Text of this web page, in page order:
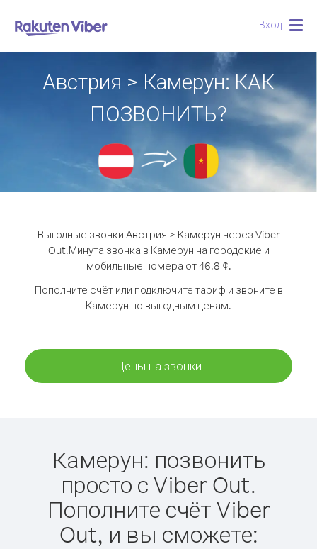
Вход
Австрия > Камерун: КАК
ПОЗВОНИТЬ?
Выгодные звонки Австрия > Камерун через Viber
Out.Минута звонка в Камерун на городские и
мобильные номера от 46.8 ¢.
Пополните счёт или подключите тариф и звоните в
Камерун по выгодным ценам.
Цены на звонки
Камерун: позвонить
просто с Viber Out.
Пополните счёт Viber
Out, и вы сможете: